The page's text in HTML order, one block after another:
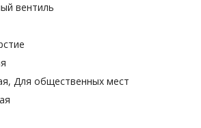
вентиль
Для общественных мест